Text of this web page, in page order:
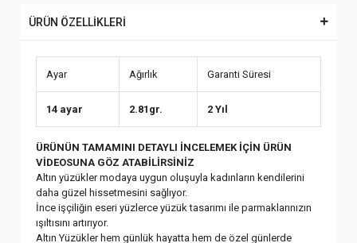
ÜRÜN ÖZELLİKLERİ
Ayar Ağırlık Garanti Süresi
14 ayar 2.81gr. 2 Yıl
ÜRÜNÜN TAMAMINI DETAYLI İNCELEMEK İÇİN ÜRÜN
VİDEOSUNA GÖZ ATABİLİRSİNİZ
Altın yüzükler modaya uygun oluşuyla kadınların kendilerini
daha güzel hissetmesini sağlıyor.
İnce işçiliğin eseri yüzlerce yüzük tasarımı ile parmaklarınızın
ışıltısını artırıyor.
Altın Yüzükler hem günlük hayatta hem de özel günlerde